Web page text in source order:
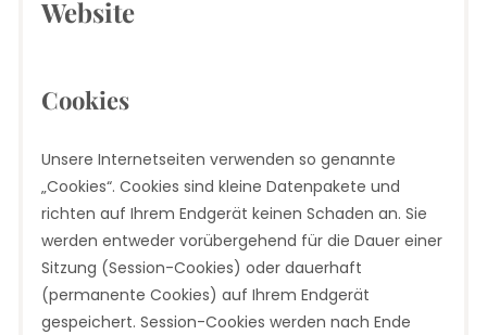
Website
Cookies
Unsere Internetseiten verwenden so genannte
„Cookies“. Cookies sind kleine Datenpakete und
richten auf Ihrem Endgerät keinen Schaden an. Sie
werden entweder vorübergehend für die Dauer einer
Sitzung (Session-Cookies) oder dauerhaft
(permanente Cookies) auf Ihrem Endgerät
gespeichert. Session-Cookies werden nach Ende